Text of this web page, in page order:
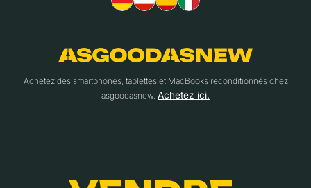
Achetez des smartphones, tablettes et MacBooks reconditionnés chez
asgoodasnew. Achetez ici.